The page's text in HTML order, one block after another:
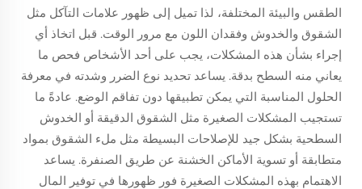
الطقس والبيئة المختلفة، لذا تميل إلى ظهور علامات التآكل مثل
الشقوق والخدوش وفقدان اللون مع مرور الوقت. قبل اتخاذ أي
إجراء بشأن هذه المشكلات، يجب على أحد الأشخاص فحص ما
يعاني منه السطح بدقة. يساعد تحديد نوع الضرر وشدته في معرفة
الحلول المناسبة التي يمكن تطبيقها دون تفاقم الوضع. عادةً ما
تستجيب المشكلات الصغيرة مثل الشقوق الدقيقة أو الخدوش
السطحية بشكل جيد للإصلاحات البسيطة مثل ملء الشقوق بمواد
متطابقة أو تسوية الأماكن الخشنة عن طريق الصنفرة. يساعد
الاهتمام بهذه المشكلات الصغيرة فور ظهورها في توفير المال